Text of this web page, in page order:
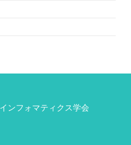
ンフォマティクス学会